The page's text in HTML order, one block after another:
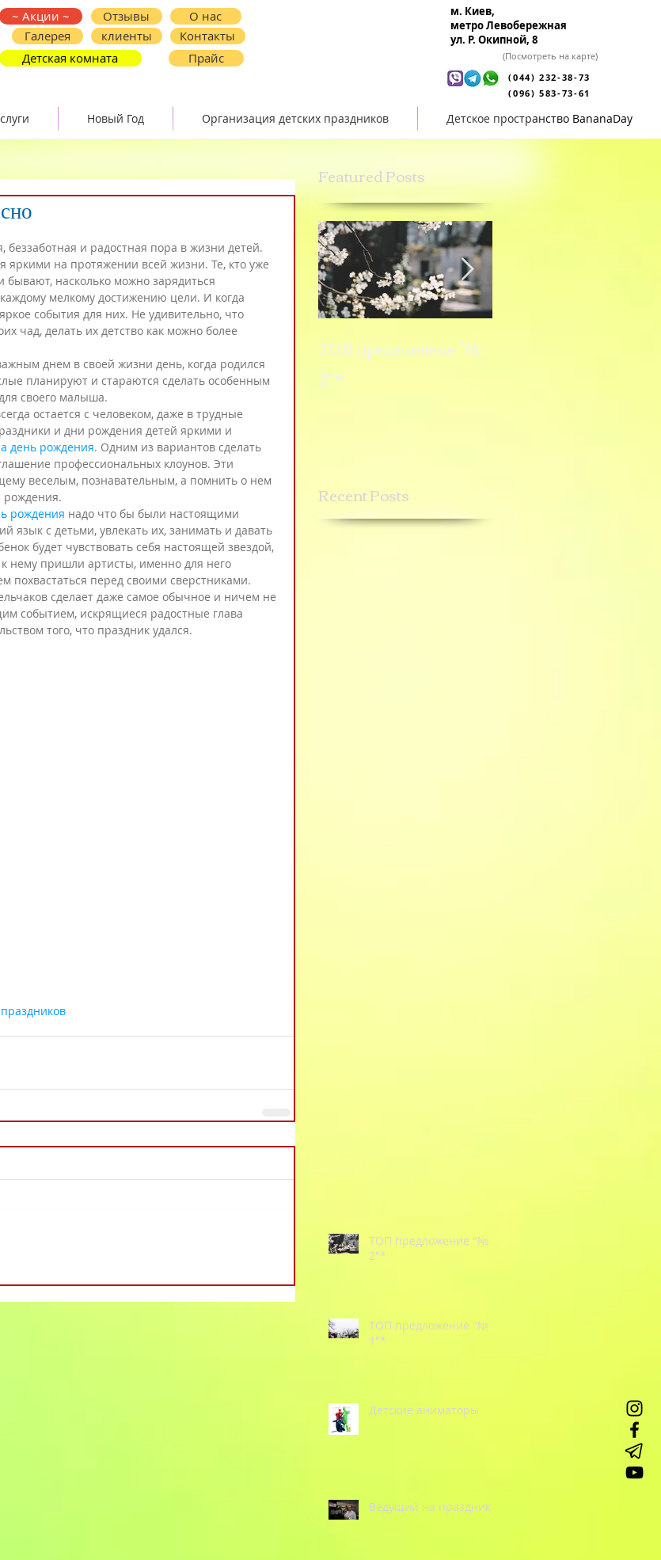
~ Акции ~
Галерея
Отзывы
клиенты
Детская комната
О нас
Контакты
Прайс
м. Киев,
метро Левобережная
ул. Р. Окипной, 8
(Посмотреть на карте)
(044) 232-38-73
(096) 583-73-61
Новый Год Организация детских праздников Детское пространство BananaDay
беззаботная и радостная пора в жизни детей.
яркими на протяжении всей жизни. Те, кто уже
насколько можно зарядиться
мелкому достижению цели. И когда
события для них. Не удивительно, что
чад, делать их детство как можно более
днем в своей жизни день, когда родился
планируют и стараются сделать особенным
своего малыша.
остается с человеком, даже в трудные
и дни рождения детей яркими и
день рождения. Одним из вариантов сделать
профессиональных клоунов. Эти
веселым, познавательным, а помнить о нем
рождения.
рождения надо что бы были настоящими
язык с детьми, увлекать их, занимать и давать
будет чувствовать себя настоящей звездой,
нему пришли артисты, именно для него
похвастаться перед своими сверстниками.
сделает даже самое обычное и ничем не
событием, искрящиеся радостные глава
того, что праздник удался.
Featured Posts
ТОП предложение "№
2"*
Recent Posts
ТОП предложение "№
2"*
ТОП предложение "№
1"*
Детские аниматоры
Ведущий на праздник